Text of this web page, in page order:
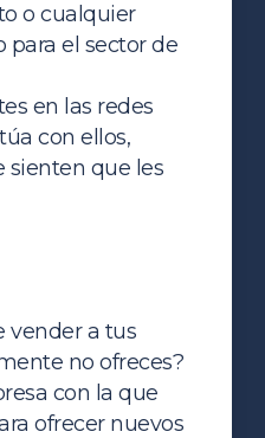
o cualquier
para el sector de
en las redes
con ellos,
sienten que les
vender a tus
no ofreces?
con la que
ofrecer nuevos